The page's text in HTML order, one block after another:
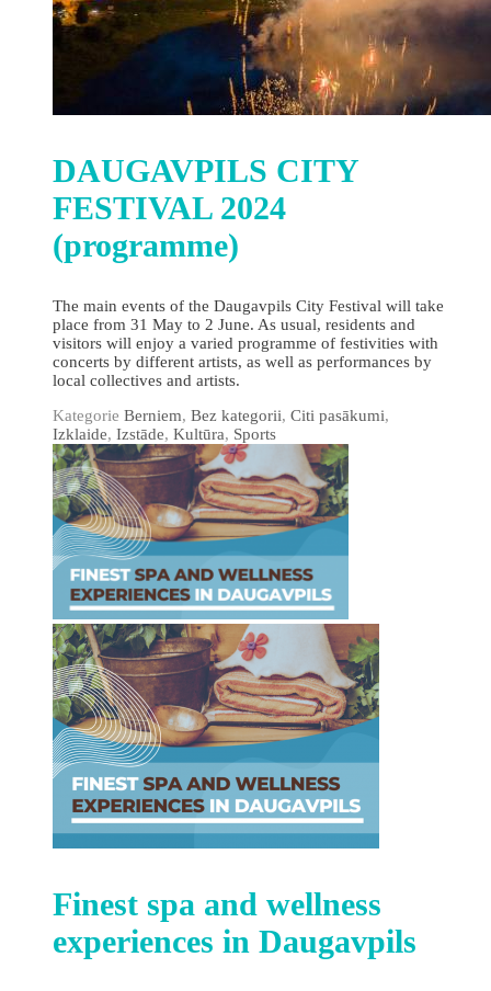
DAUGAVPILS CITY
FESTIVAL 2024
(programme)
The main events of the Daugavpils City Festival will take
place from 31 May to 2 June. As usual, residents and
visitors will enjoy a varied programme of festivities with
concerts by different artists, as well as performances by
local collectives and artists.
Kategorie Berniem, Bez kategorii, Citi pasākumi,
Izklaide, Izstāde, Kultūra, Sports
Finest spa and wellness
experiences in Daugavpils